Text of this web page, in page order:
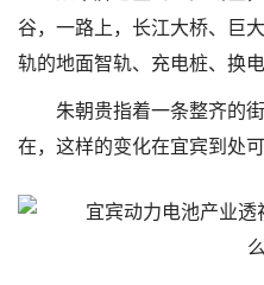
谷，一路上，长江大桥、巨
轨的地面智轨、充电桩、换
朱朝贵指着一条整齐的
在，这样的变化在宜宾到处可